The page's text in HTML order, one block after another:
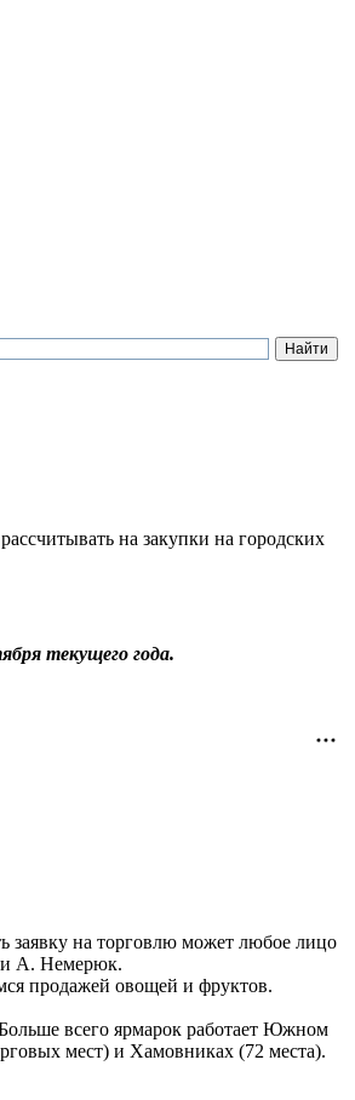
на закупки на городских
текущего года.
заявку на торговлю может любое лицо
А. Немерюк.
продажей овощей и фруктов.
всего ярмарок работает Южном
мест) и Хамовниках (72 места).